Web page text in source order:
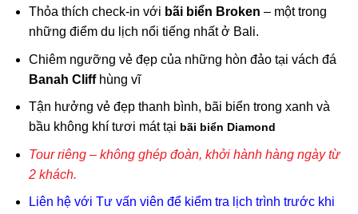
Thỏa thích check-in với bãi biển Broken – một trong
những điểm du lịch nổi tiếng nhất ở Bali.
Chiêm ngưỡng vẻ đẹp của những hòn đảo tại vách đá
Banah Cliff hùng vĩ
Tận hưởng vẻ đẹp thanh bình, bãi biển trong xanh và
bầu không khí tươi mát tại bãi biển Diamond
Tour riêng – không ghép đoàn, khởi hành hàng ngày từ
2 khách.
Liên hệ với Tư vấn viên để kiểm tra lịch trình trước khi